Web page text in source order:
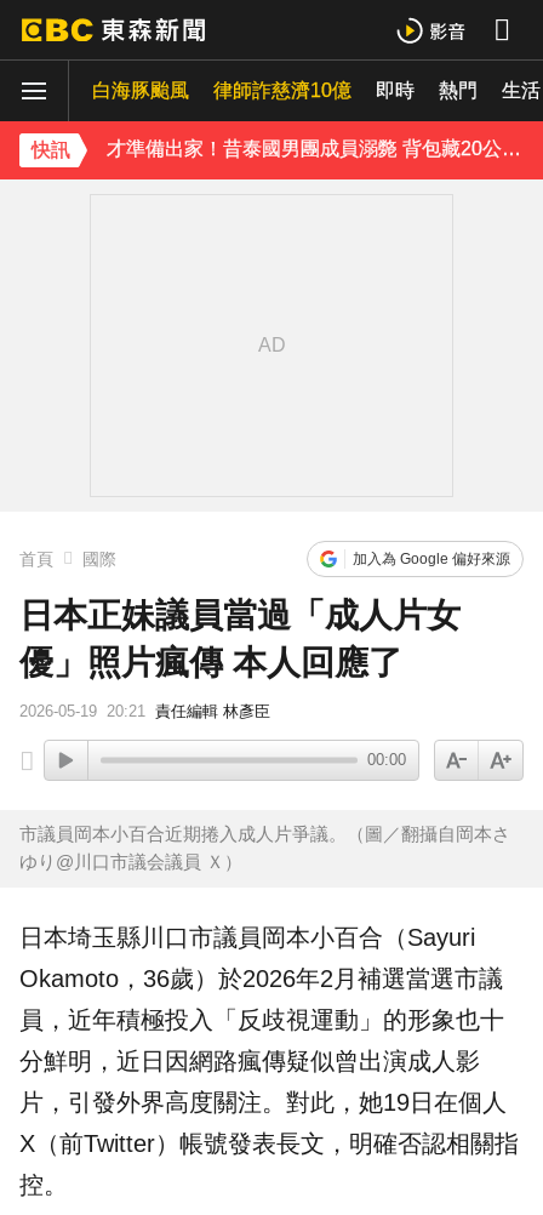
白海豚颱風 律師詐慈濟10億 即時 熱門 生活
快訊
獨家／女拒付4百洗頭費！ 髮廊老闆怒：洗「霸王頭」
才準備出家！昔泰國男團成員溺斃 背包藏20公斤重物
首頁 國際 加入為 Google 偏好來源
日本正妹議員當過「成人片女
優」照片瘋傳 本人回應了
2026-05-19 20:21 責任編輯 林彥臣
00:00
市議員岡本小百合近期捲入成人片爭議。（圖／翻攝自岡本さ
ゆり@川口市議会議員 Ｘ）
日本埼玉縣川口市議員岡本小百合（Sayuri
Okamoto，36歲）於2026年2月補選當選市議
員，近年積極投入「反歧視運動」的形象也十
分鮮明，近日因網路瘋傳疑似曾出演成人影
片，引發外界高度關注。對此，她19日在個人
X（前Twitter）帳號發表長文，明確否認相關指
控。